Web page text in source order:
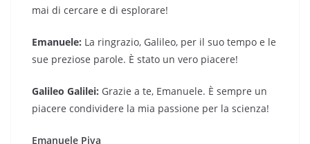
mai di cercare e di esplorare!
Emanuele: La ringrazio, Galileo, per il suo tempo e le
sue preziose parole. È stato un vero piacere!
Galileo Galilei: Grazie a te, Emanuele. È sempre un
piacere condividere la mia passione per la scienza!
Emanuele Piva